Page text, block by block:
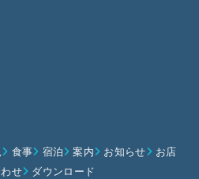
食事 宿泊 案内 お知らせ
お店
せ
ダウンロード